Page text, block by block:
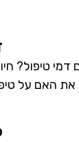
דמי טיפול?
האם על